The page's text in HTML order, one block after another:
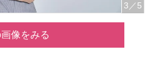
3 ／5
像をみる